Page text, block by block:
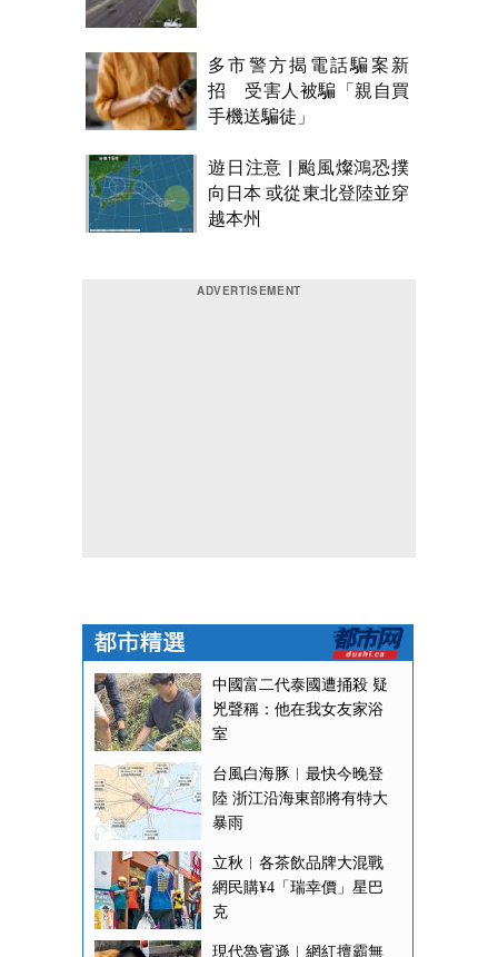
多市警方揭電話騙案新
招 受害人被騙「親自買
手機送騙徒」
遊日注意 | 颱風燦鴻恐撲
向日本 或從東北登陸並穿
越本州